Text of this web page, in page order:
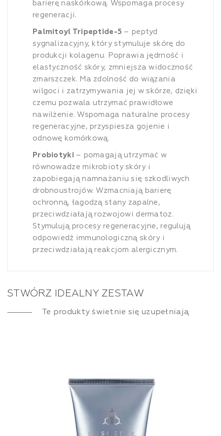
barierę naskórkową. Wspomaga procesy
regeneracji.
Palmitoyl Tripeptide-5 – peptyd
sygnalizacyjny, który stymuluje skórę do
produkcji kolagenu. Poprawia jędrność i
elastyczność skóry, zmniejsza widoczność
zmarszczek. Ma zdolność do wiązania
wilgoci i zatrzymywania jej w skórze, dzięki
czemu pozwala utrzymać prawidłowe
nawilżenie. Wspomaga naturalne procesy
regeneracyjne, przyspiesza gojenie i
odnowę komórkową.
Probiotyki – pomagają utrzymać w
równowadze mikrobioty skóry i
zapobiegają namnażaniu się szkodliwych
drobnoustrojów. Wzmacniają barierę
ochronną, łagodzą stany zapalne,
przeciwdziałają rozwojowi dermatoz.
Stymulują procesy regeneracyjne, regulują
odpowiedź immunologiczną skóry i
przeciwdziałają reakcjom alergicznym.
STWÓRZ IDEALNY ZESTAW
Te produkty świetnie się uzupełniają